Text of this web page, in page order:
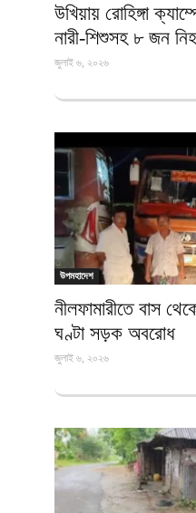
উখিয়ায় রোহিঙ্গা
নারী-শিশুসহ ৮ জন
জুলাই ৬, ২০২৬
উপমহাদেশ
নীলফামারীতে বাস
ঘণ্টা সড়ক অবরোধ
জুলাই ৬, ২০২৬